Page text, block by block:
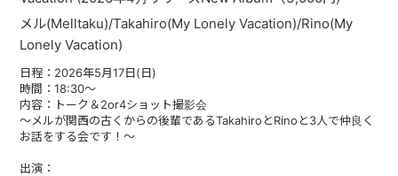
メル(Melltaku)/Takahiro(My Lonely Vacation)/Rino(My
Lonely Vacation)
日程：2026年5月17日(日)
時間：18:30～
内容：トーク＆2or4ショット撮影会
〜メルが関西の古くからの後輩であるTakahiroとRinoと3人で仲良く
お話をする会です！〜
出演：